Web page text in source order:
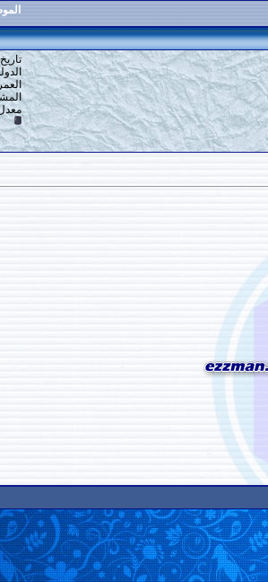
تكسير الهرم وبيعه
#
10
تاريخ التسجيل: 16-12-2013
الدولة: القاهرة
العمر: 59
المشاركات: 6,918
معدل تقييم المستوى: 10